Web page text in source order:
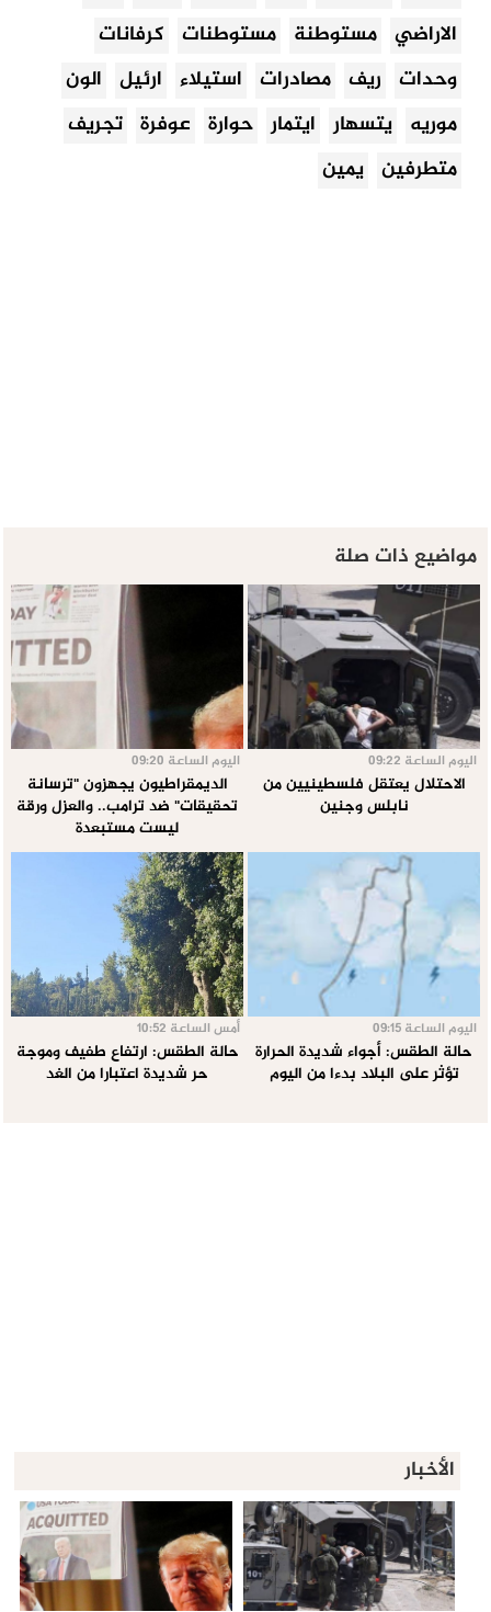
الاراضي مستوطنة مستوطنات كرفانات
وحدات ريف مصادرات استيلاء ارئيل الون
موريه يتسهار ايتمار حوارة عوفرة تجريف
متطرفين يمين
مواضيع ذات صلة
اليوم الساعة 09:22
الاحتلال يعتقل فلسطينيين من
نابلس وجنين
اليوم الساعة 09:20
الديمقراطيون يجهزون "ترسانة
تحقيقات" ضد ترامب.. والعزل ورقة
ليست مستبعدة
اليوم الساعة 09:15
حالة الطقس: أجواء شديدة الحرارة
تؤثر على البلاد بدءا من اليوم
أمس الساعة 10:52
حالة الطقس: ارتفاع طفيف وموجة
حر شديدة اعتبارا من الغد
الأخبار